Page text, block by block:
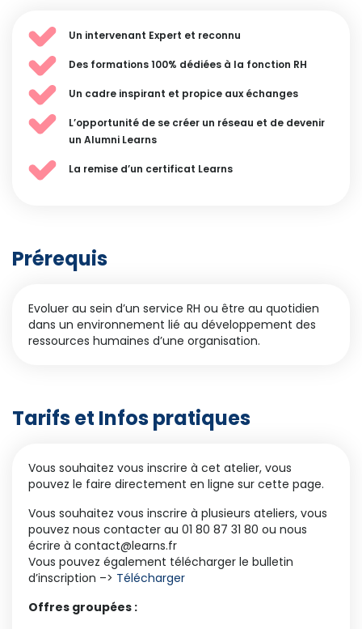
Un intervenant Expert et reconnu
Des formations 100% dédiées à la fonction RH
Un cadre inspirant et propice aux échanges
L’opportunité de se créer un réseau et de devenir
un Alumni Learns
La remise d’un certificat Learns
Prérequis
Evoluer au sein d’un service RH ou être au quotidien
dans un environnement lié au développement des
ressources humaines d’une organisation.
Tarifs et Infos pratiques
Vous souhaitez vous inscrire à cet atelier, vous
pouvez le faire directement en ligne sur cette page.
Vous souhaitez vous inscrire à plusieurs ateliers, vous
pouvez nous contacter au 01 80 87 31 80 ou nous
écrire à contact@learns.fr
Vous pouvez également télécharger le bulletin
d’inscription –> Télécharger
Offres groupées :